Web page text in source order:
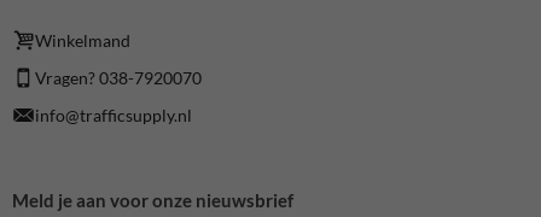
Winkelmand
Vragen? 038-7920070
info@trafficsupply.nl
Meld je aan voor onze nieuwsbrief